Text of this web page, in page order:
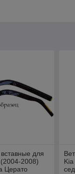
для
2008)
Церато